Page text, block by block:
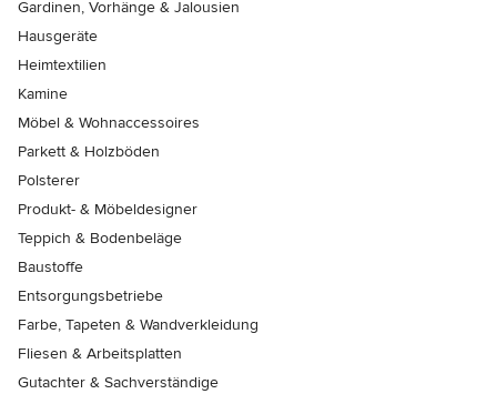
Gardinen, Vorhänge & Jalousien
Hausgeräte
Heimtextilien
Kamine
Möbel & Wohnaccessoires
Parkett & Holzböden
Polsterer
Produkt- & Möbeldesigner
Teppich & Bodenbeläge
Baustoffe
Entsorgungsbetriebe
Farbe, Tapeten & Wandverkleidung
Fliesen & Arbeitsplatten
Gutachter & Sachverständige